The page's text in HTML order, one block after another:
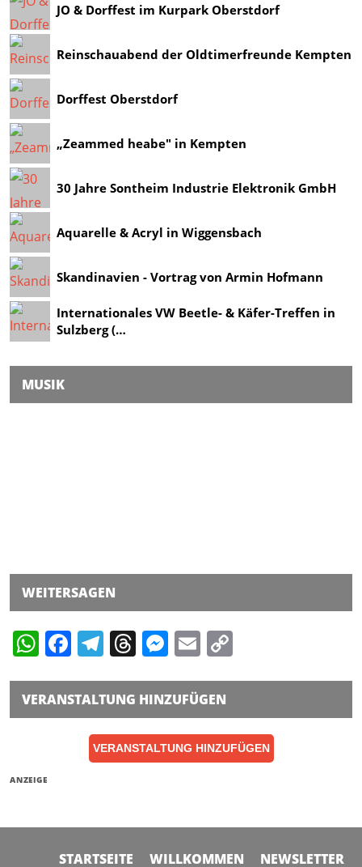
JO & Dorffest im Kurpark Oberstdorf
Reinschauabend der Oldtimerfreunde Kempten
Dorffest Oberstdorf
„Zeammed heabe" in Kempten
30 Jahre Sontheim Industrie Elektronik GmbH
Aquarelle & Acryl in Wiggensbach
Skandinavien - Vortrag von Armin Hofmann
Internationales VW Beetle- & Käfer-Treffen in
Sulzberg (…
MUSIK
WEITERSAGEN
WhatsApp
Facebook
Telegram
Threads
Messenger
Email
VERANSTALTUNG HINZUFÜGEN
VERANSTALTUNG HINZUFÜGEN
ANZEIGE
STARTSEITE WILLKOMMEN NEWSLETTER